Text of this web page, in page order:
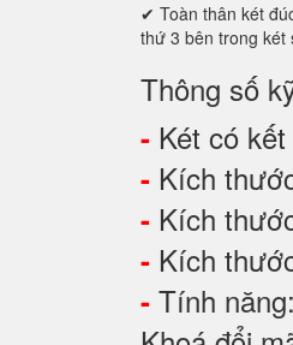
✔ Toàn thân két
thứ 3 bên trong két
Thông số
- Két có
- Kích
- Kích
- Kích
- Tính